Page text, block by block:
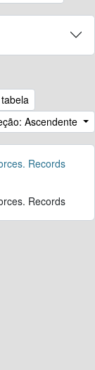
Ascendente
Records
Records